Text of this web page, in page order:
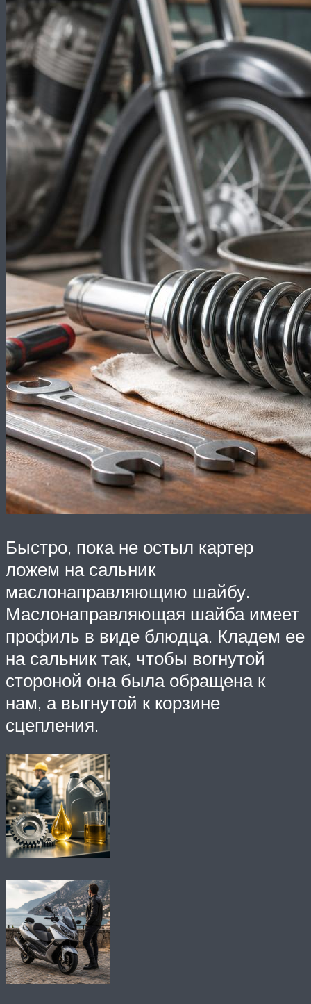
Быстро, пока не остыл картер
ложем на сальник
маслонаправляющию шайбу.
Маслонаправляющая шайба имеет
профиль в виде блюдца. Кладем ее
на сальник так, чтобы вогнутой
стороной она была обращена к
нам, а выгнутой к корзине
сцепления.